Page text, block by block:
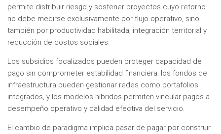
permite distribuir riesgo y sostener proyectos cuyo retorno
no debe medirse exclusivamente por flujo operativo, sino
también por productividad habilitada, integración territorial y
reducción de costos sociales.
Los subsidios focalizados pueden proteger capacidad de
pago sin comprometer estabilidad financiera; los fondos de
infraestructura pueden gestionar redes como portafolios
integrados, y los modelos híbridos permiten vincular pagos a
desempeño operativo y calidad efectiva del servicio.
El cambio de paradigma implica pasar de pagar por construir